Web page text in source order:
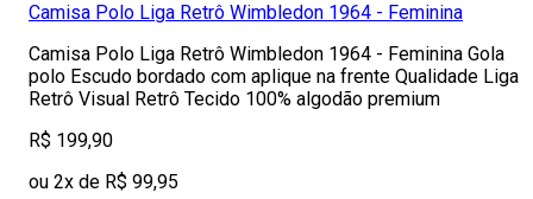
Camisa Polo Liga Retrô Wimbledon 1964 - Feminina
Camisa Polo Liga Retrô Wimbledon 1964 - Feminina Gola
polo Escudo bordado com aplique na frente Qualidade Liga
Retrô Visual Retrô Tecido 100% algodão premium
R$ 199,90
ou 2x de R$ 99,95